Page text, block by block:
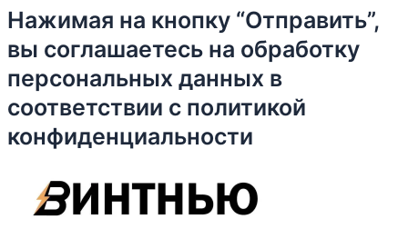
Нажимая на кнопку “Отправить”,
вы соглашаетесь на обработку
персональных данных в
соответствии с политикой
конфиденциальности